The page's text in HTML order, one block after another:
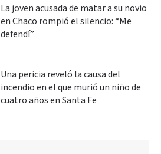
La joven acusada de matar a su novio
en Chaco rompió el silencio: “Me
defendí”
Una pericia reveló la causa del
incendio en el que murió un niño de
cuatro años en Santa Fe